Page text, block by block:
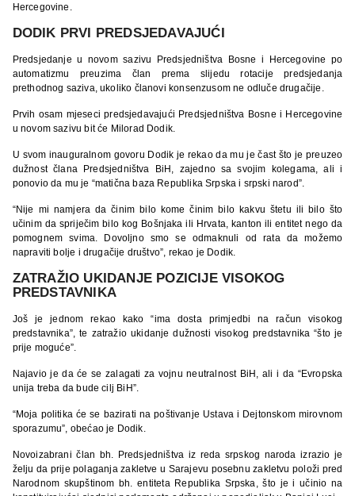
Hercegovine.
DODIK PRVI PREDSJEDAVAJUĆI
Predsjedanje u novom sazivu Predsjedništva Bosne i Hercegovine po
automatizmu preuzima član prema slijedu rotacije predsjedanja
prethodnog saziva, ukoliko članovi konsenzusom ne odluče drugačije.
Prvih osam mjeseci predsjedavajući Predsjedništva Bosne i Hercegovine
u novom sazivu bit će Milorad Dodik.
U svom inauguralnom govoru Dodik je rekao da mu je čast što je preuzeo
dužnost člana Predsjedništva BiH, zajedno sa svojim kolegama, ali i
ponovio da mu je “matična baza Republika Srpska i srpski narod”.
“Nije mi namjera da činim bilo kome činim bilo kakvu štetu ili bilo što
učinim da spriječim bilo kog Bošnjaka ili Hrvata, kanton ili entitet nego da
pomognem svima. Dovoljno smo se odmaknuli od rata da možemo
napraviti bolje i drugačije društvo”, rekao je Dodik.
ZATRAŽIO UKIDANJE POZICIJE VISOKOG
PREDSTAVNIKA
Još je jednom rekao kako “ima dosta primjedbi na račun visokog
predstavnika”, te zatražio ukidanje dužnosti visokog predstavnika “što je
prije moguće”.
Najavio je da će se zalagati za vojnu neutralnost BiH, ali i da “Evropska
unija treba da bude cilj BiH”.
“Moja politika će se bazirati na poštivanje Ustava i Dejtonskom mirovnom
sporazumu”, obećao je Dodik.
Novoizabrani član bh. Predsjedništva iz reda srpskog naroda izrazio je
želju da prije polaganja zakletve u Sarajevu posebnu zakletvu položi pred
Narodnom skupštinom bh. entiteta Republika Srpska, što je i učinio na